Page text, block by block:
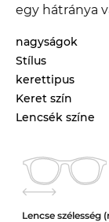
egy hátránya
teljesen új a
teljesen
online boltban
2023. és 2024.
a szemüveget
védelemre.
nagyságok
Stílus
kerettipus
Keret szín
Lencsék színe
Lencse szélesség